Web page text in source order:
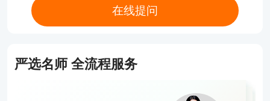
3.考试形式与成绩管理
全部采用机考，系统内置计算器，无需自带。每科90
成绩实行两年滚动管理：在连续两个考试年度内通过
全部两科即可拿证，无需一年内同时通过。
在线提问
严选名师 全流程服务